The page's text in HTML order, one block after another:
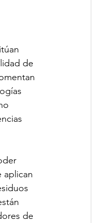
de
aplican
de